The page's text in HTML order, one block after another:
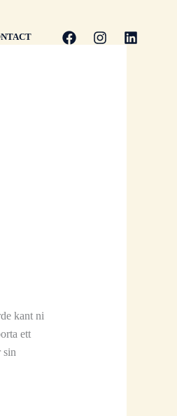
kant ni
ett
sin